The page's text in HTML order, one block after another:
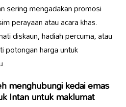
sering mengadakan promosi
perayaan atau acara khas.
diskaun, hadiah percuma, atau
harga untuk
menghubungikedai emas
Intan untuk maklumat